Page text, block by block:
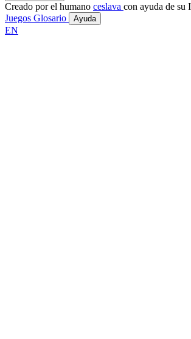
Creado por el humano ceslava con ayuda de su
Juegos Glosario Ayuda
EN